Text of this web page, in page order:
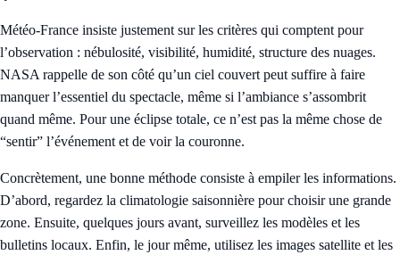
Météo-France insiste justement sur les critères qui comptent pour
l’observation : nébulosité, visibilité, humidité, structure des nuages.
NASA rappelle de son côté qu’un ciel couvert peut suffire à faire
manquer l’essentiel du spectacle, même si l’ambiance s’assombrit
quand même. Pour une éclipse totale, ce n’est pas la même chose de
“sentir” l’événement et de voir la couronne.
Concrètement, une bonne méthode consiste à empiler les informations.
D’abord, regardez la climatologie saisonnière pour choisir une grande
zone. Ensuite, quelques jours avant, surveillez les modèles et les
bulletins locaux. Enfin, le jour même, utilisez les images satellite et les